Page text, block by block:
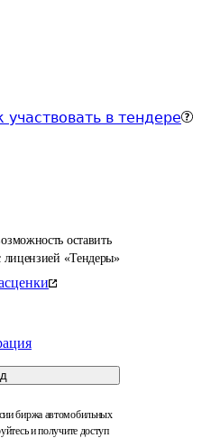
участвовать в тендере
оставить
лицензией «Тендеры»
биржа автомобильных
и получите доступ